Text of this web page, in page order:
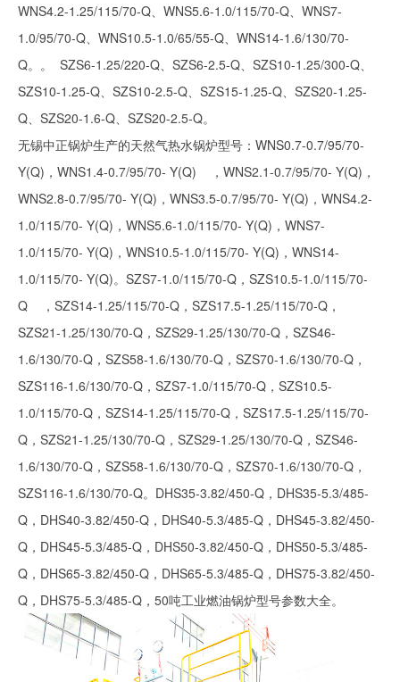
WNS4.2-1.25/115/70-Q、WNS5.6-1.0/115/70-Q、WNS7-
1.0/95/70-Q、WNS10.5-1.0/65/55-Q、WNS14-1.6/130/70-
Q。。 SZS6-1.25/220-Q、SZS6-2.5-Q、SZS10-1.25/300-Q、
SZS10-1.25-Q、SZS10-2.5-Q、SZS15-1.25-Q、SZS20-1.25-
Q、SZS20-1.6-Q、SZS20-2.5-Q。
无锡中正锅炉生产的天然气热水锅炉型号：WNS0.7-0.7/95/70-
Y(Q)，WNS1.4-0.7/95/70- Y(Q) ，WNS2.1-0.7/95/70- Y(Q)，
WNS2.8-0.7/95/70- Y(Q)，WNS3.5-0.7/95/70- Y(Q)，WNS4.2-
1.0/115/70- Y(Q)，WNS5.6-1.0/115/70- Y(Q)，WNS7-
1.0/115/70- Y(Q)，WNS10.5-1.0/115/70- Y(Q)，WNS14-
1.0/115/70- Y(Q)。SZS7-1.0/115/70-Q，SZS10.5-1.0/115/70-
Q ，SZS14-1.25/115/70-Q，SZS17.5-1.25/115/70-Q，
SZS21-1.25/130/70-Q，SZS29-1.25/130/70-Q，SZS46-
1.6/130/70-Q，SZS58-1.6/130/70-Q，SZS70-1.6/130/70-Q，
SZS116-1.6/130/70-Q，SZS7-1.0/115/70-Q，SZS10.5-
1.0/115/70-Q，SZS14-1.25/115/70-Q，SZS17.5-1.25/115/70-
Q，SZS21-1.25/130/70-Q，SZS29-1.25/130/70-Q，SZS46-
1.6/130/70-Q，SZS58-1.6/130/70-Q，SZS70-1.6/130/70-Q，
SZS116-1.6/130/70-Q。DHS35-3.82/450-Q，DHS35-5.3/485-
Q，DHS40-3.82/450-Q，DHS40-5.3/485-Q，DHS45-3.82/450-
Q，DHS45-5.3/485-Q，DHS50-3.82/450-Q，DHS50-5.3/485-
Q，DHS65-3.82/450-Q，DHS65-5.3/485-Q，DHS75-3.82/450-
Q，DHS75-5.3/485-Q，50吨工业燃油锅炉型号参数大全。